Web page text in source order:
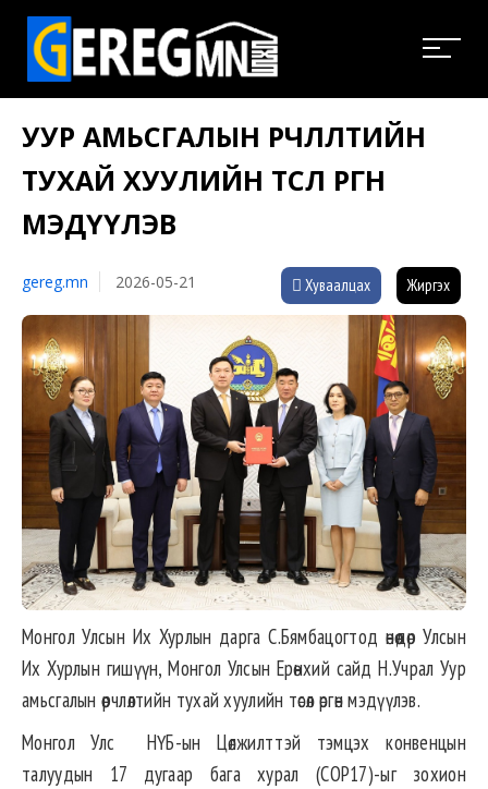
УУР АМЬСГАЛЫН ӨӨРЧЛӨЛТИЙН
ТУХАЙ ХУУЛИЙН ТӨСӨЛ ӨРГӨН
МЭДҮҮЛЭВ
gereg.mn 2026-05-21 Хуваалцах Жиргэх
Монгол Улсын Их Хурлын дарга С.Бямбацогтод өнөөдөр Улсын
Их Хурлын гишүүн, Монгол Улсын Ерөнхий сайд Н.Учрал Уур
амьсгалын өөрчлөлтийн тухай хуулийн төсөл өргөн мэдүүлэв.
Монгол Улс НҮБ-ын Цөлжилттэй тэмцэх конвенцын
талуудын 17 дугаар бага хурал (COP17)-ыг зохион